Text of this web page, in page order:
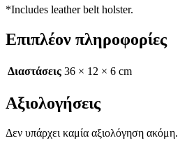
*Includes leather belt holster.
Επιπλέον πληροφορίες
Διαστάσεις 36 × 12 × 6 cm
Αξιολογήσεις
Δεν υπάρχει καμία αξιολόγηση ακόμη.